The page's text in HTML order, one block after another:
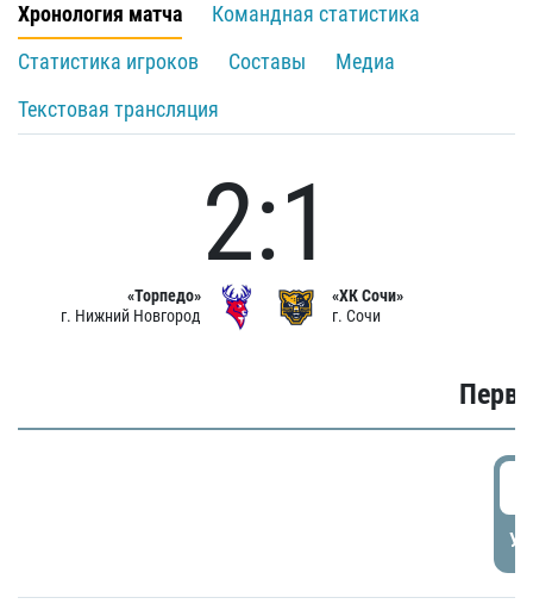
Хронология матча
Командная статистика
Статистика игроков
Составы
Медиа
Текстовая трансляция
«Торпедо»
г. Нижний Новгород
2:1
«ХК Сочи»
г. Сочи